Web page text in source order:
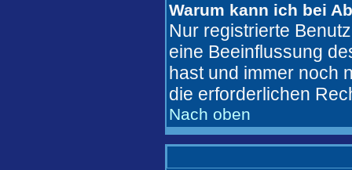
Warum kann ich bei
Nur registrierte
eine Beeinflussung
hast und immer noch
die erforderlichen
Nach oben